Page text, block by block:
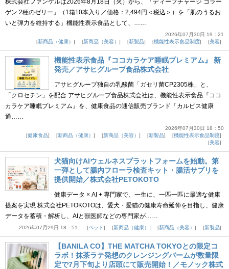
株式会社ファンケルは2026年8月18日（火）から、「ディープチャージ コラー
ゲン 2種のゼリー」（1箱10本入り／価格：2,494円＜税込＞）を「肌のうるお
いと弾力を維持する」機能性表示食品として、……
2026年07月30日 19：21
新商品（健康）
新商品（美容） 新製品 機能性表示食品制度 美容
機能性表示食品『ココカラケア睡眠プレミアム』 新
発売／アサヒグループ食品株式会社
アサヒグループ独自の乳酸菌「ガセリ菌CP2305株」と、
「クロセチン」を配合 アサヒグループ食品株式会社は、機能性表示食品『ココ
カラケア睡眠プレミアム』を、健康食品の通信販売ブランド「カルピス健康
通……
2026年07月30日 18：50
健康食品
新商品（健康） 新商品（美容） 新製品
機能性表示食品制度
美容
犬猫向けAIウェルネスプラットフォームを始動。第
一弾として腸内フローラ検査キット・腸活サプリを
提供開始／株式会社PETOKOTO
健康データ × AI + 専門家で、一生に、一匹一匹に最適な健康
提案を実現 株式会社PETOKOTOは、愛犬・愛猫の健康寿命延伸を目指し、健康
データを蓄積・解析し、AIと獣医師などの専門家が……
2026年07月29日 18：51 ペット 新商品（健康） 新商品（美容） 新製品
【BANILA CO】THE MATCHA TOKYOとの限定コ
ラボ！抹茶ラテ発想のクレンジングバームが数量限
定で7月下旬より店頭にて販売開始！／モノック株式